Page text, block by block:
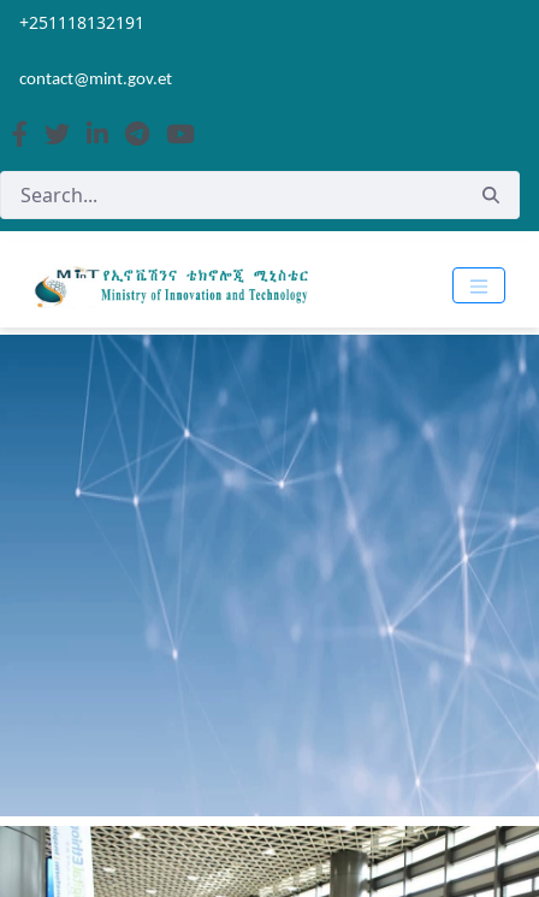
Skip to Main Content
Open Accessibility Menu
+251118132191
contact@mint.gov.et